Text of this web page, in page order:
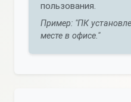
пользования.
Пример: "ПК
месте в офисе."